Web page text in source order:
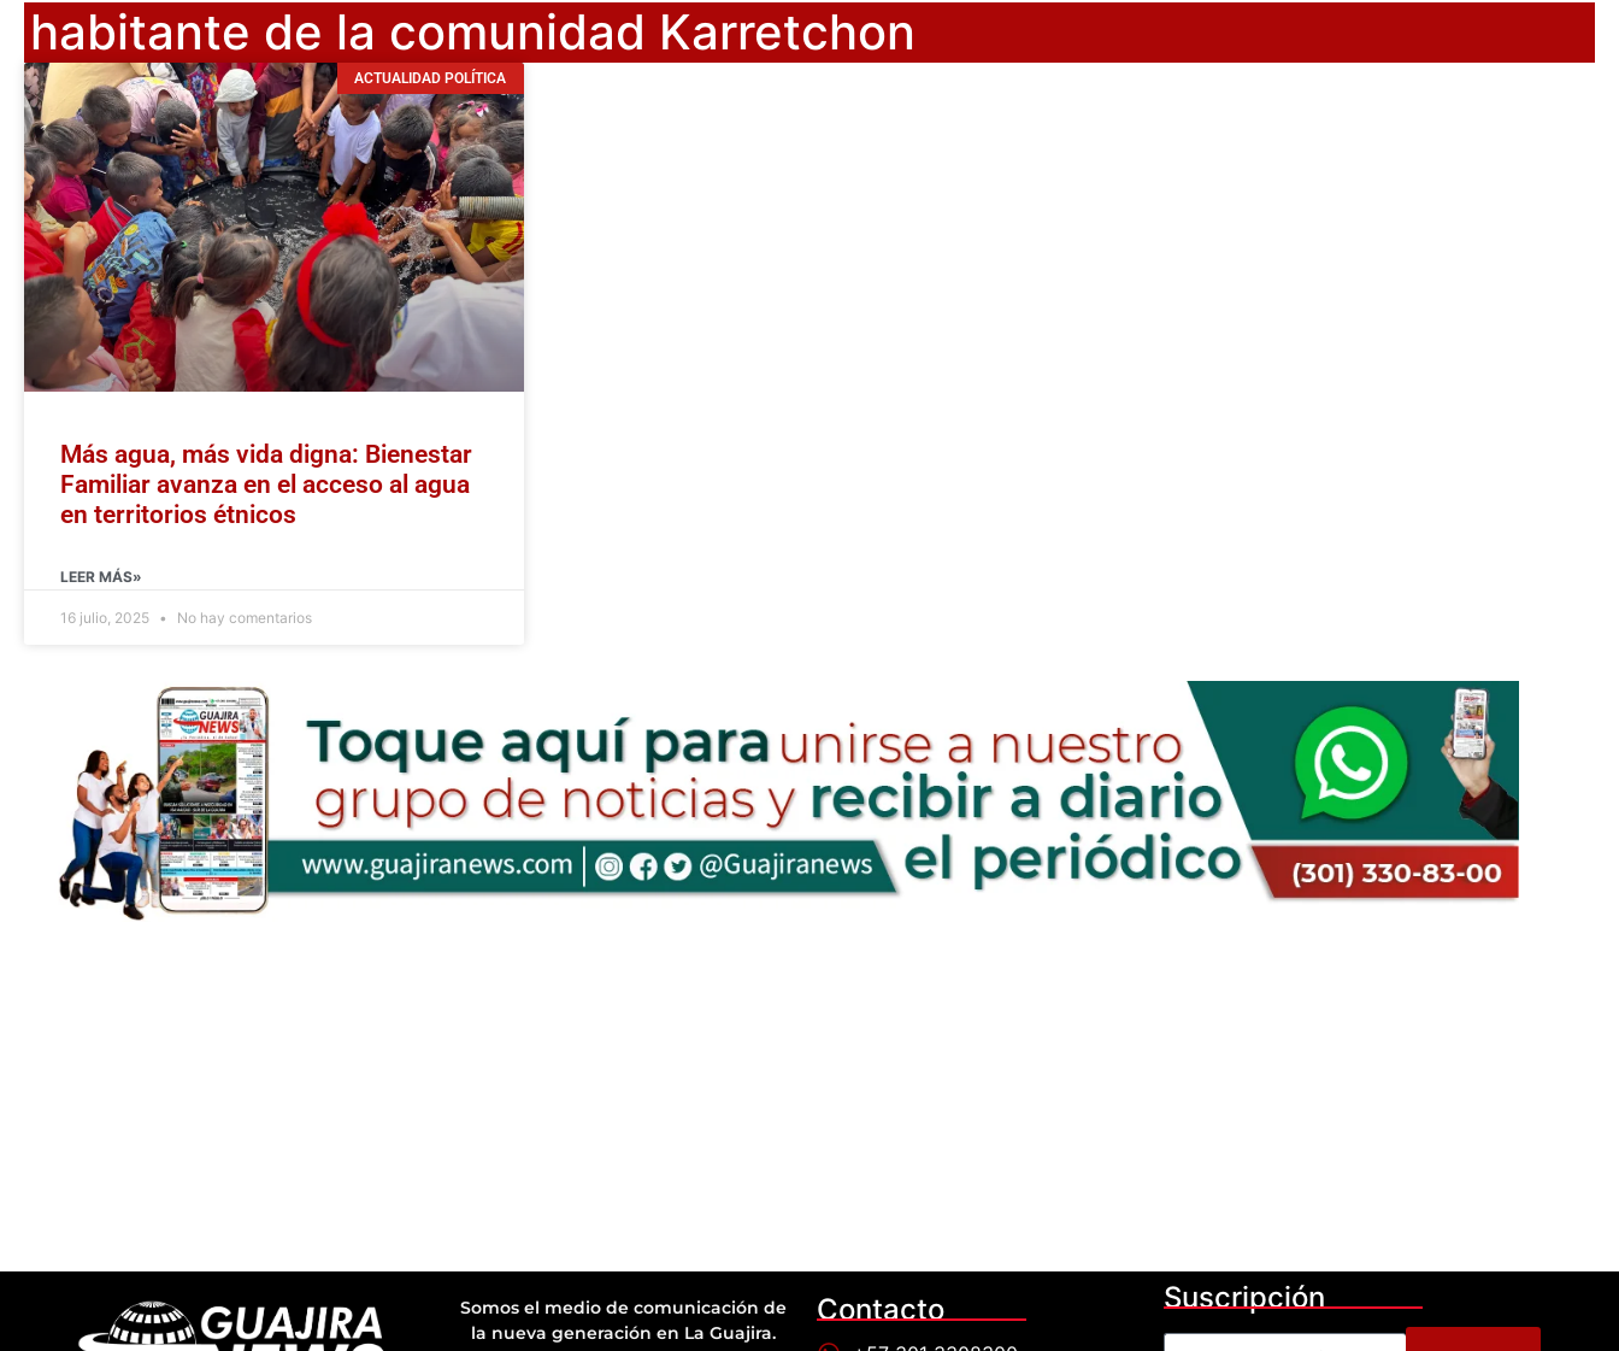
habitante de la comunidad Karretchon
ACTUALIDAD POLÍTICA
Más agua, más vida digna: Bienestar
Familiar avanza en el acceso al agua
en territorios étnicos
LEER MÁS»
16 julio, 2025 No hay comentarios
Somos el medio de comunicación de
la nueva generación en La Guajira.
Contacto Suscripción